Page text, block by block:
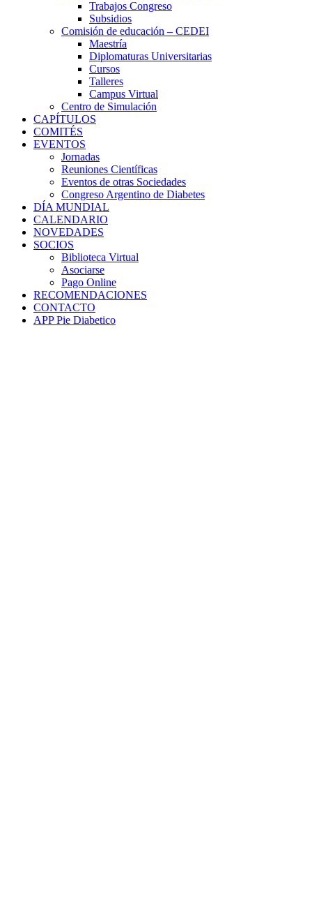
Trabajos Congreso
Subsidios
Comisión de educación – CEDEI
Maestría
Diplomaturas Universitarias
Cursos
Talleres
Campus Virtual
Centro de Simulación
CAPÍTULOS
COMITÉS
EVENTOS
Jornadas
Reuniones Científicas
Eventos de otras Sociedades
Congreso Argentino de Diabetes
DÍA MUNDIAL
CALENDARIO
NOVEDADES
SOCIOS
Biblioteca Virtual
Asociarse
Pago Online
RECOMENDACIONES
CONTACTO
APP Pie Diabetico